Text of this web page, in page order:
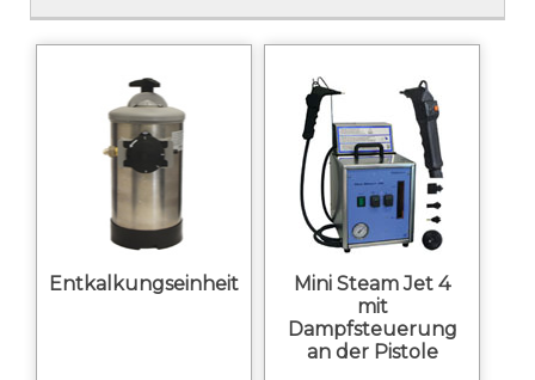
Entkalkungseinheit
Mini Steam Jet 4
mit
Dampfsteuerung
an der Pistole